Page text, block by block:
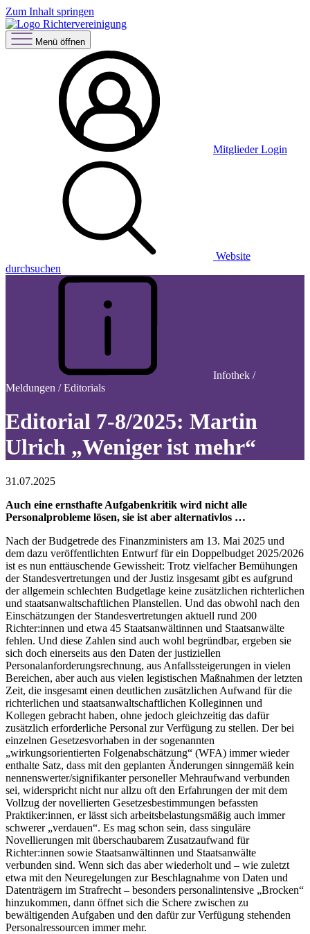
Zum Inhalt springen
Menü öffnen
Mitglieder Login
Website
durchsuchen
Infothek /
Meldungen / Editorials
Editorial 7-8/2025: Martin
Ulrich „Weniger ist mehr“
31.07.2025
Auch eine ernsthafte Aufgabenkritik wird nicht alle
Personalprobleme lösen, sie ist aber alternativlos …
Nach der Budgetrede des Finanzministers am 13. Mai 2025 und
dem dazu veröffentlichten Entwurf für ein Doppelbudget 2025/2026
ist es nun enttäuschende Gewissheit: Trotz vielfacher Bemühungen
der Standesvertretungen und der Justiz insgesamt gibt es aufgrund
der allgemein schlechten Budgetlage keine zusätzlichen richterlichen
und staatsanwaltschaftlichen Planstellen. Und das obwohl nach den
Einschätzungen der Standesvertretungen aktuell rund 200
Richter:innen und etwa 45 Staatsanwältinnen und Staatsanwälte
fehlen. Und diese Zahlen sind auch wohl begründbar, ergeben sie
sich doch einerseits aus den Daten der justiziellen
Personalanforderungsrechnung, aus Anfallssteigerungen in vielen
Bereichen, aber auch aus vielen legistischen Maßnahmen der letzten
Zeit, die insgesamt einen deutlichen zusätzlichen Aufwand für die
richterlichen und staatsanwaltschaftlichen Kolleginnen und
Kollegen gebracht haben, ohne jedoch gleichzeitig das dafür
zusätzlich erforderliche Personal zur Verfügung zu stellen. Der bei
einzelnen Gesetzesvorhaben in der sogenannten
„wirkungsorientierten Folgenabschätzung“ (WFA) immer wieder
enthalte Satz, dass mit den geplanten Änderungen sinngemäß kein
nennenswerter/signifikanter personeller Mehraufwand verbunden
sei, widerspricht nicht nur allzu oft den Erfahrungen der mit dem
Vollzug der novellierten Gesetzesbestimmungen befassten
Praktiker:innen, er lässt sich arbeitsbelastungsmäßig auch immer
schwerer „verdauen“. Es mag schon sein, dass singuläre
Novellierungen mit überschaubarem Zusatzaufwand für
Richter:innen sowie Staatsanwältinnen und Staatsanwälte
verbunden sind. Wenn sich das aber wiederholt und – wie zuletzt
etwa mit den Neuregelungen zur Beschlagnahme von Daten und
Datenträgern im Strafrecht – besonders personalintensive „Brocken“
hinzukommen, dann öffnet sich die Schere zwischen zu
bewältigenden Aufgaben und den dafür zur Verfügung stehenden
Personalressourcen immer mehr.